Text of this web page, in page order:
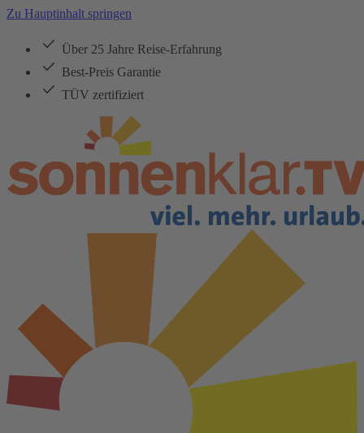
Zu Hauptinhalt springen
Über 25 Jahre Reise-Erfahrung
Best-Preis Garantie
TÜV zertifiziert